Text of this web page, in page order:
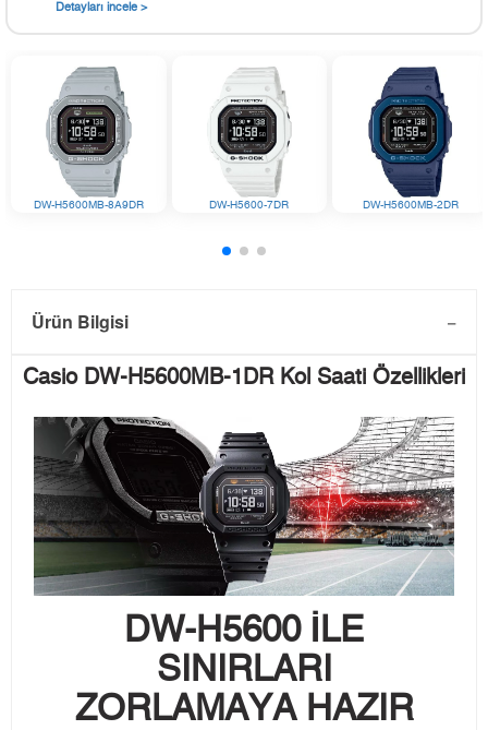
Detayları incele >
DW-H5600MB-8A9DR DW-H5600-7DR DW-H5600MB-2DR
Ürün Bilgisi
Casio DW-H5600MB-1DR Kol Saati Özellikleri
DW-H5600 İLE
SINIRLARI
ZORLAMAYA HAZIR